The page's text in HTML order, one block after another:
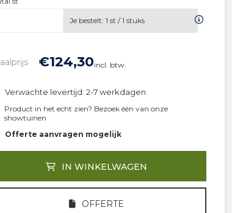
Je bestelt: 1 st /1 stuks
€124,30incl. btw.
Verwachte levertijd: 2-7 werkdagen
Product in het echt zien? Bezoek één van onze
showtuinen
Offerte aanvragen mogelijk
IN WINKELWAGEN
OFFERTE